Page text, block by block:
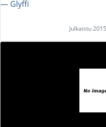
― Glyffi
Julkaistu